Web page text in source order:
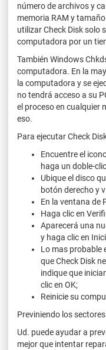
número de archivos y
memoria RAM y
utilizar Check Disk solo
computadora por un
También Windows
computadora. En la
la computadora y se
no tendrá acceso a su
el proceso en cualquier
eso.
Para ejecutar Check
Encuentre el
haga un doble-
Ubique el disco
botón derecho y
En la ventana de
Haga clic en
Aparecerá una
y haga clic en
Lo mas probable
que Check Disk
indique que
clic en OK;
Reinicie su
Previniendo los
Ud. puede ayudar a
mejor que intentar